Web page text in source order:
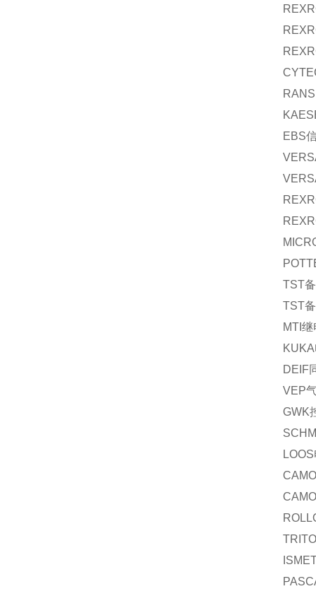
EBS
TST
TST
MTI 继
KUKA
DEIF
VEP
GWK
LOOS